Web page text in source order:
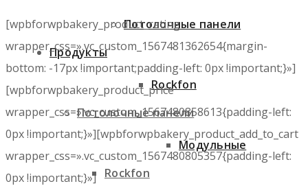
Продукты
Потолочные панели
Rockfon
Потолочные панели
Rockfon
Модульные
[wpbforwpbakery_product_rating
wrapper_css=».vc_custom_1567481362654{margin-
bottom: -17px !important;padding-left: 0px !important;}»]
[wpbforwpbakery_product_price
wrapper_css=».vc_custom_1567480858613{padding-left:
0px !important;}»][wpbforwpbakery_product_add_to_cart
wrapper_css=».vc_custom_1567480805357{padding-left:
0px !important;}»]